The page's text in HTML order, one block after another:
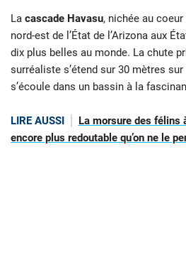
La cascade Havasu, nichée au
nord-est de l’État de l’Arizona aux
dix plus belles au monde. La chute
surréaliste s’étend sur 30 mètres
s’écoule dans un bassin à la
LIRE AUSSI
La morsure des félins
encore plus redoutable qu’on ne le